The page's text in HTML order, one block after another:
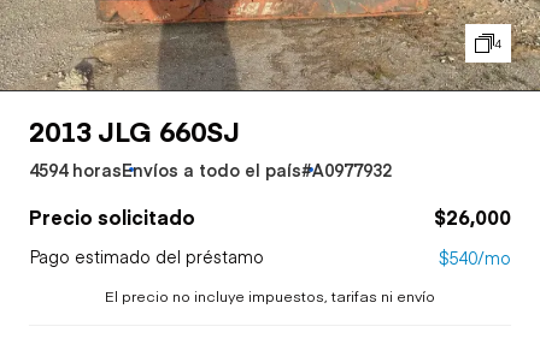
4
2013 JLG 660SJ
4594 horasEnvíos a todo el país#A0977932
Precio solicitado $26,000
Pago estimado del préstamo $540/mo
El precio no incluye impuestos, tarifas ni envío